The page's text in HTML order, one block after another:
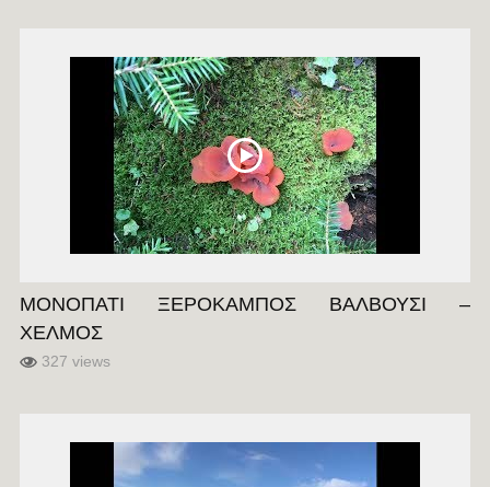
ΜΟΝΟΠΑΤΙ ΞΕΡΟΚΑΜΠΟΣ ΒΑΛΒΟΥΣΙ –
ΧΕΛΜΟΣ
327 views